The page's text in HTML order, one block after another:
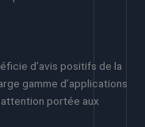
d’avis positifs de la
gamme d’applications
portée aux